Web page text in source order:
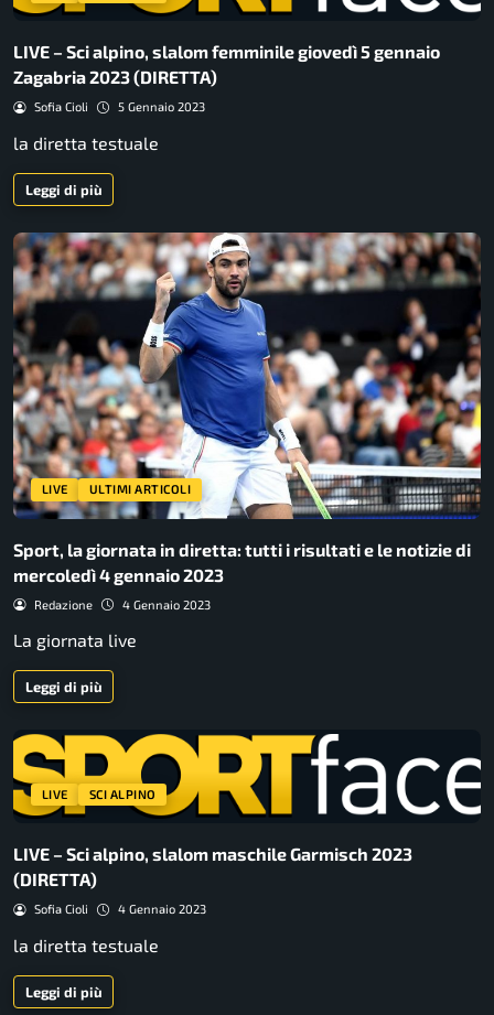
LIVE – Sci alpino, slalom femminile giovedì 5 gennaio
Zagabria 2023 (DIRETTA)
Sofia Cioli 5 Gennaio 2023
la diretta testuale
Leggi di più
LIVE ULTIMI ARTICOLI
Sport, la giornata in diretta: tutti i risultati e le notizie di
mercoledì 4 gennaio 2023
Redazione 4 Gennaio 2023
La giornata live
Leggi di più
LIVE SCI ALPINO
LIVE – Sci alpino, slalom maschile Garmisch 2023
(DIRETTA)
Sofia Cioli 4 Gennaio 2023
la diretta testuale
Leggi di più